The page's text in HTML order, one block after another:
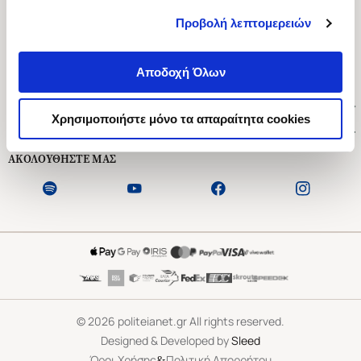
Προβολή λεπτομερειών
Αποδοχή Όλων
Χρησιμοποιήστε μόνο τα απαραίτητα cookies
Ασκληπιού 1-3, Αθήνα 106 79
Δευτέρα - Παρασκευή 09:00-21:00
Εξυπηρέτηση Πελατών
ΑΚΟΛΟΥΘΗΣΤΕ ΜΑΣ
©2026 politeianet.gr All rights reserved.
Designed & Developed bySleed